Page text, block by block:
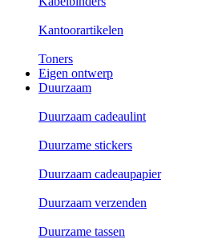
Kantoorartikelen
Toners
Eigen ontwerp
Duurzaam
Duurzaam cadeaulint
Duurzame stickers
Duurzaam cadeaupapier
Duurzaam verzenden
Duurzame tassen